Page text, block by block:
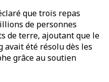
que trois repas
de personnes
de terre, ajoutant que le
avait été résolu dès les
grâce au soutien